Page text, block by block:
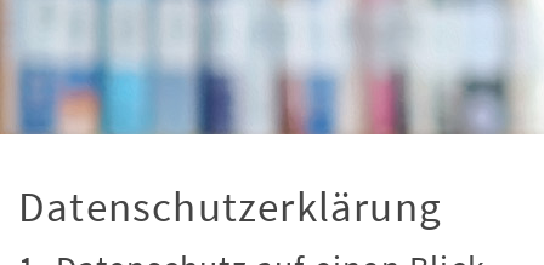
Datenschutz­erklärung